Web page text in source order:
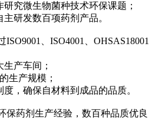
究微生物菌种技术环保课题；
研发数百项药剂产品。
ISO9001、ISO4001、OHSAS18001
产车间；
生产规模；
，确保自材料到成品的品质。
保药剂生产经验，数百种品质优良